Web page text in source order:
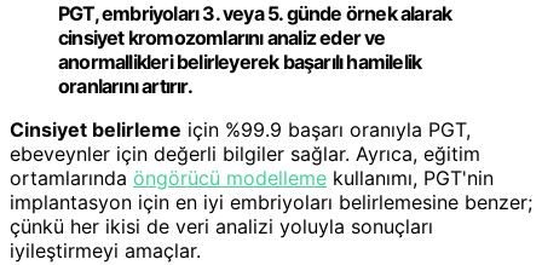
PGT, embriyoları 3. veya 5. günde örnek alarak
cinsiyet kromozomlarını analiz eder ve
anormallikleri belirleyerek başarılı hamilelik
oranlarını artırır.
Cinsiyet belirleme için %99.9 başarı oranıyla PGT,
ebeveynler için değerli bilgiler sağlar. Ayrıca, eğitim
ortamlarında öngörücü modelleme kullanımı, PGT'nin
implantasyon için en iyi embriyoları belirlemesine benzer;
çünkü her ikisi de veri analizi yoluyla sonuçları
iyileştirmeyi amaçlar.